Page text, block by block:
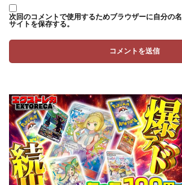
次回のコメントで使用するためブラウザーに自分の名
サイトを保存する。